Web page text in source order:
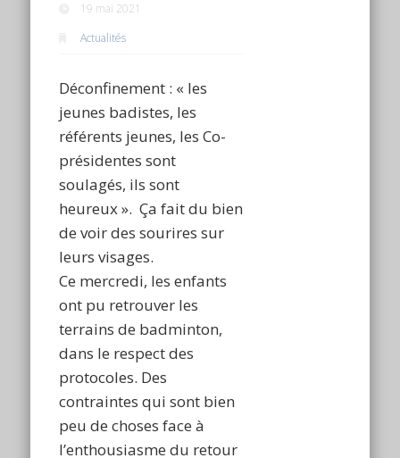
19 mai 2021
Actualités
Déconfinement : « les
jeunes badistes, les
référents jeunes, les Co-
présidentes sont
soulagés, ils sont
heureux ». Ça fait du bien
de voir des sourires sur
leurs visages.
Ce mercredi, les enfants
ont pu retrouver les
terrains de badminton,
dans le respect des
protocoles. Des
contraintes qui sont bien
peu de choses face à
l’enthousiasme du retour